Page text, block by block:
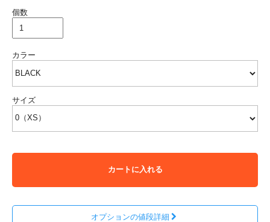
個数
カラー
サイズ
カートに入れる
オプションの値段詳細